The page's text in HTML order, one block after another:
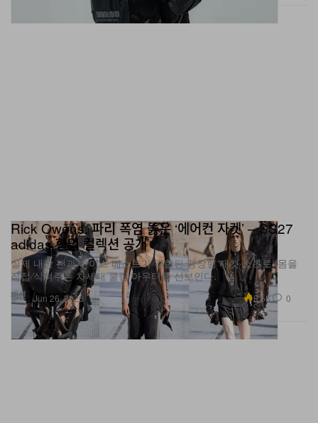
패션
Rick Owens, 파리 폭염 뚫은 ‘에어컨 자켓’ – SS27
adidas 협업 컬렉션 공개
실제 내장 팬과 아이스 베스트가 결합된 팽창형 재킷·쇼츠로, 몸을
직접 식혀주는 차세대 쿨링 아우터를 선보인다.
Jun 26, 2026 3.5K 0